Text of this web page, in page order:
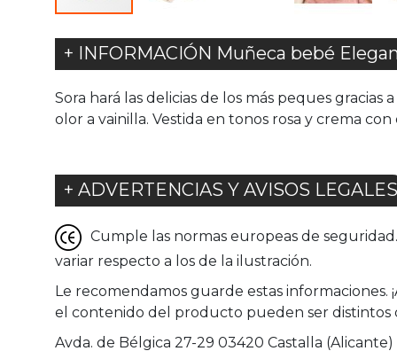
+ INFORMACIÓN Muñeca bebé
Sora hará las delicias de los más peques
olor a vainilla. Vestida en tonos rosa y crema
+ ADVERTENCIAS Y AVISOS LEGALES
Cumple las normas europeas de
variar respecto a los de la ilustración.
Le recomendamos guarde estas informaciones.
el contenido del producto pueden ser distintos
Avda. de Bélgica 27-29 03420 Castalla (Alicante)